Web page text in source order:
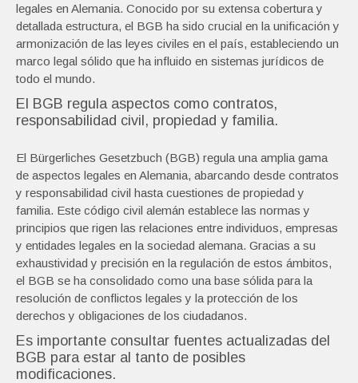
legales en Alemania. Conocido por su extensa cobertura y
detallada estructura, el BGB ha sido crucial en la unificación y
armonización de las leyes civiles en el país, estableciendo un
marco legal sólido que ha influido en sistemas jurídicos de
todo el mundo.
El BGB regula aspectos como contratos,
responsabilidad civil, propiedad y familia.
El Bürgerliches Gesetzbuch (BGB) regula una amplia gama
de aspectos legales en Alemania, abarcando desde contratos
y responsabilidad civil hasta cuestiones de propiedad y
familia. Este código civil alemán establece las normas y
principios que rigen las relaciones entre individuos, empresas
y entidades legales en la sociedad alemana. Gracias a su
exhaustividad y precisión en la regulación de estos ámbitos,
el BGB se ha consolidado como una base sólida para la
resolución de conflictos legales y la protección de los
derechos y obligaciones de los ciudadanos.
Es importante consultar fuentes actualizadas del
BGB para estar al tanto de posibles
modificaciones.